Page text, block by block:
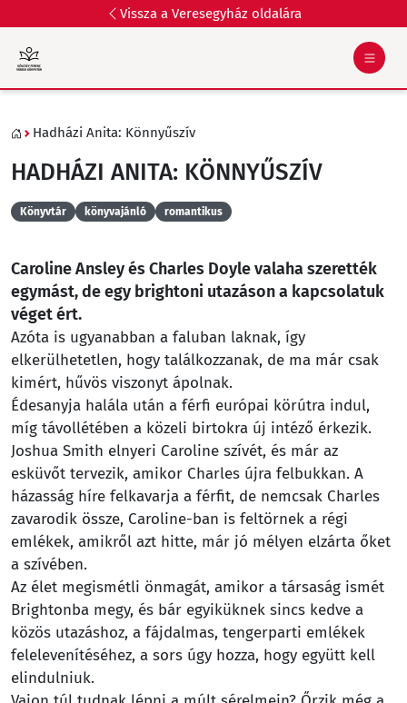
Vissza a Veresegyház oldalára
Hadházi Anita: Könnyűszív
HADHÁZI ANITA: KÖNNYŰSZÍV
Könyvtár könyvajánló romantikus
Caroline Ansley és Charles Doyle valaha szerették
egymást, de egy brightoni utazáson a kapcsolatuk
véget ért.
Azóta is ugyanabban a faluban laknak, így
elkerülhetetlen, hogy találkozzanak, de ma már csak
kimért, hűvös viszonyt ápolnak.
Édesanyja halála után a férfi európai körútra indul,
míg távollétében a közeli birtokra új intéző érkezik.
Joshua Smith elnyeri Caroline szívét, és már az
esküvőt tervezik, amikor Charles újra felbukkan. A
házasság híre felkavarja a férfit, de nemcsak Charles
zavarodik össze, Caroline-ban is feltörnek a régi
emlékek, amikről azt hitte, már jó mélyen elzárta őket
a szívében.
Az élet megismétli önmagát, amikor a társaság ismét
Brightonba megy, és bár egyiküknek sincs kedve a
közös utazáshoz, a fájdalmas, tengerparti emlékek
felelevenítéséhez, a sors úgy hozza, hogy együtt kell
elindulniuk.